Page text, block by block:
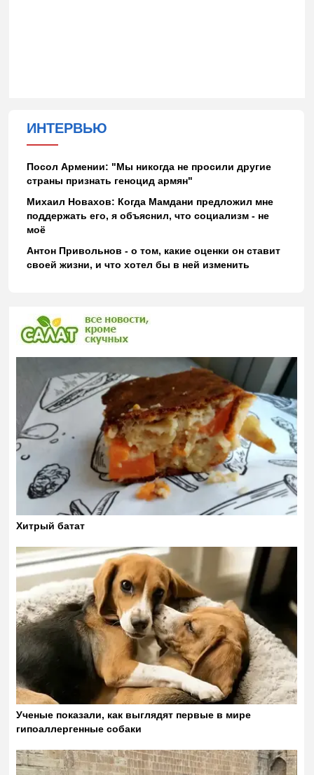
ИНТЕРВЬЮ
Посол Армении: "Мы никогда не просили другие
страны признать геноцид армян"
Михаил Новахов: Когда Мамдани предложил мне
поддержать его, я объяснил, что социализм - не
моё
Антон Привольнов - о том, какие оценки он ставит
своей жизни, и что хотел бы в ней изменить